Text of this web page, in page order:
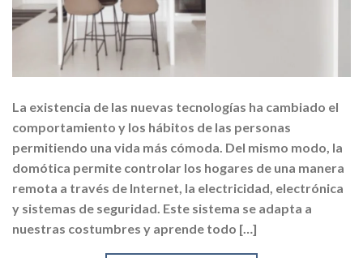
La existencia de las nuevas tecnologías ha cambiado el
comportamiento y los hábitos de las personas
permitiendo una vida más cómoda. Del mismo modo, la
domótica permite controlar los hogares de una manera
remota a través de Internet, la electricidad, electrónica
y sistemas de seguridad. Este sistema se adapta a
nuestras costumbres y aprende todo […]